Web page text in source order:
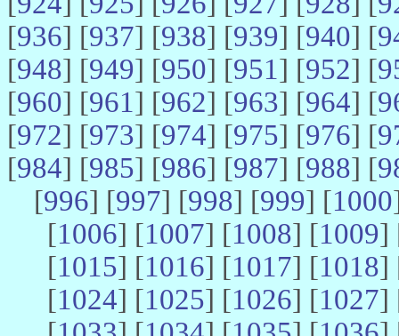
[936] [937] [938] [939] [940] [
[948] [949] [950] [951] [952] [
[960] [961] [962] [963] [964] [
[972] [973] [974] [975] [976] [
[984] [985] [986] [987] [988] [
[996] [997] [998] [999] [1000
[1006] [1007] [1008] [1009]
[1015] [1016] [1017] [1018]
[1024] [1025] [1026] [1027]